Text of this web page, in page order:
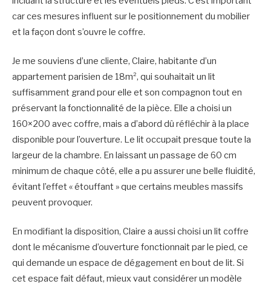
car ces mesures influent sur le positionnement du mobilier
et la façon dont s’ouvre le coffre.
Je me souviens d’une cliente, Claire, habitante d’un
appartement parisien de 18m², qui souhaitait un lit
suffisamment grand pour elle et son compagnon tout en
préservant la fonctionnalité de la pièce. Elle a choisi un
160×200 avec coffre, mais a d’abord dû réfléchir à la place
disponible pour l’ouverture. Le lit occupait presque toute la
largeur de la chambre. En laissant un passage de 60 cm
minimum de chaque côté, elle a pu assurer une belle fluidité,
évitant l’effet « étouffant » que certains meubles massifs
peuvent provoquer.
En modifiant la disposition, Claire a aussi choisi un lit coffre
dont le mécanisme d’ouverture fonctionnait par le pied, ce
qui demande un espace de dégagement en bout de lit. Si
cet espace fait défaut, mieux vaut considérer un modèle